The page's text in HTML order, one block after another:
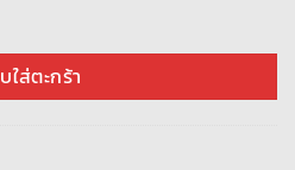
no Raiko + เพชรเริ่มต้น 1500+ ชิ้น
ใส่ตะกร้า